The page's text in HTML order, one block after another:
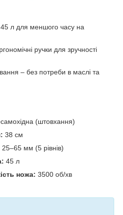
45 л для меншого часу на
ручки для зручності
– без потреби в маслі та
(штовхання)
38 см
25–65 мм (5 рівнів)
45 л
ножа: 3500 об/хв